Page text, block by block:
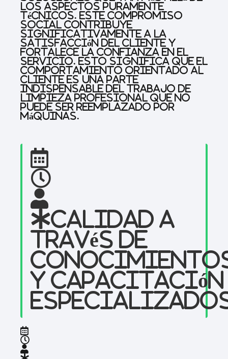
los aspectos puramente
técnicos. Este compromiso
social contribuye
significativamente a la
satisfacción del cliente y
fortalece la confianza en el
servicio. Esto significa que el
comportamiento orientado al
cliente es una parte
indispensable del trabajo de
limpieza profesional que no
puede ser reemplazado por
máquinas.
Calidad a
través de
y capacitación